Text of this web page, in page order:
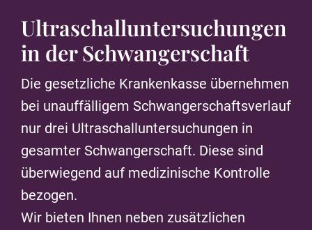
Ultraschalluntersuchungen
in der Schwangerschaft
Die gesetzliche Krankenkasse übernehmen
bei unauffälligem Schwangerschaftsverlauf
nur drei Ultraschalluntersuchungen in
gesamter Schwangerschaft. Diese sind
überwiegend auf medizinische Kontrolle
bezogen.
Wir bieten Ihnen neben zusätzlichen